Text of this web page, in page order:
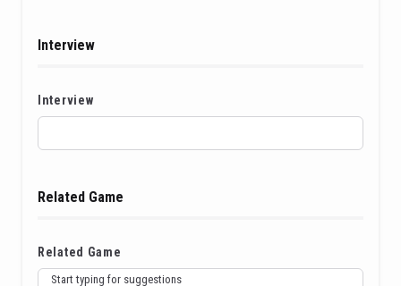
Interview
Interview
Related Game
Related Game